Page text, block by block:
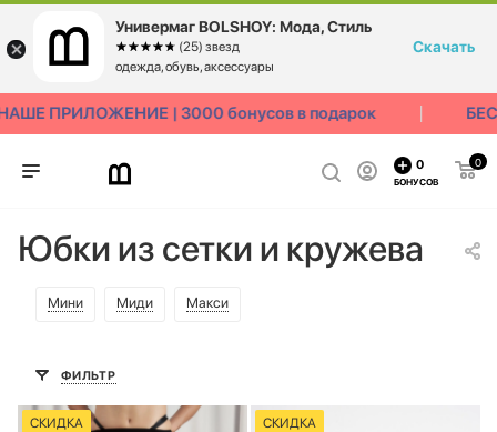
ПРИЛОЖЕНИЕ | 3000 бонусов в подарок
0
0
БОНУСОВ
Юбки из сетки и кружева
Мини Миди Макси
ФИЛЬТР
СКИДКА СКИДКА
Универмаг BOLSHOY: Мода, Стиль
☆☆☆☆☆
★★★★★ (25) звезд
одежда, обувь, аксессуары
Скачать